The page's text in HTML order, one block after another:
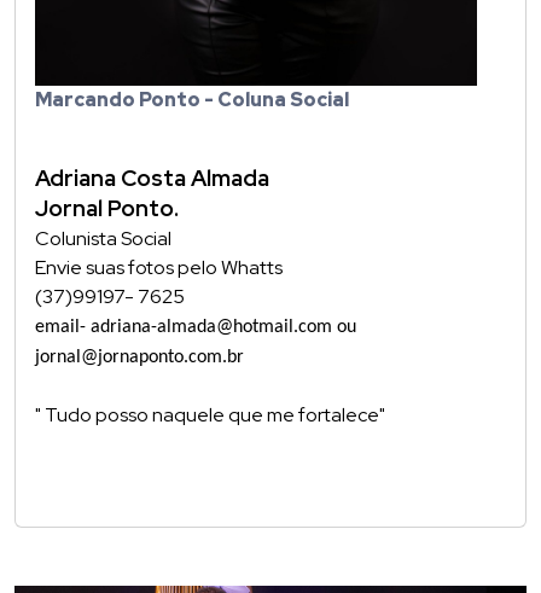
Marcando Ponto - Coluna Social
Adriana Costa Almada
Jornal Ponto.
Colunista Social
Envie suas fotos pelo Whatts
(37)99197- 7625
email- adriana-almada@hotmail.com ou
jornal@jornaponto.com.br
" Tudo posso naquele que me fortalece"